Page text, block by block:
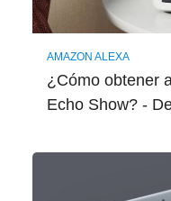
AMAZON ALEXA
¿Cómo obtener
Echo Show? -